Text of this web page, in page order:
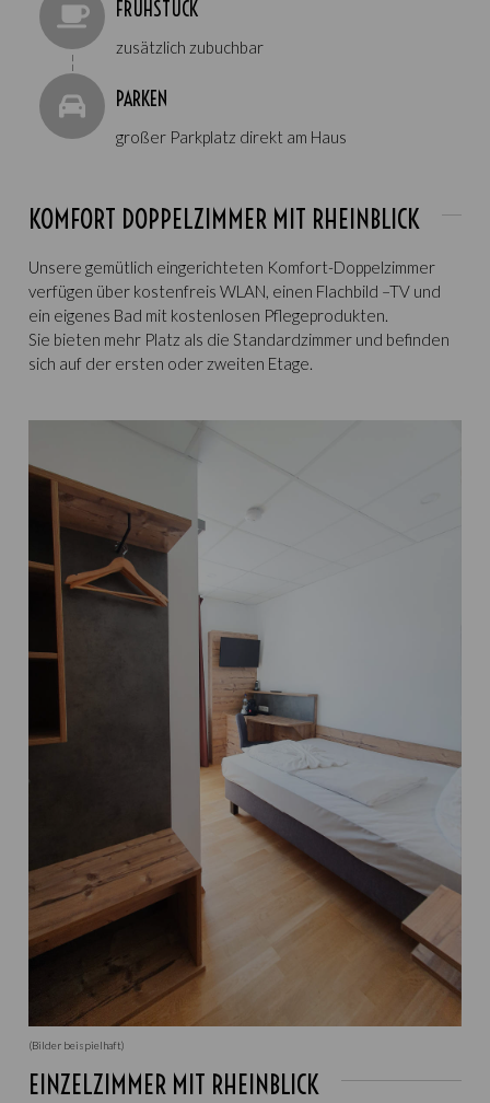
¦
FRÜHSTÜCK
zusätzlich zubuchbar
PARKEN
großer Parkplatz direkt am Haus
KOMFORT DOPPELZIMMER MIT RHEINBLICK
Unsere gemütlich eingerichteten Komfort-Doppelzimmer
verfügen über kostenfreis WLAN, einen Flachbild –TV und
ein eigenes Bad mit kostenlosen Pflegeprodukten.
Sie bieten mehr Platz als die Standardzimmer und befinden
sich auf der ersten oder zweiten Etage.
(Bilder beispielhaft)
EINZELZIMMER MIT RHEINBLICK